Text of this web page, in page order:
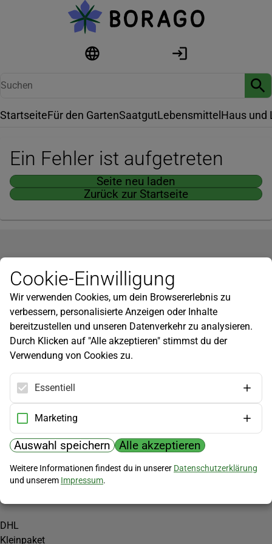
StartseiteFür den GartenSaatgutLebensmittel Haus und
Ein Fehler ist aufgetreten
Seite neu laden
Zurück zur Startseite
Newsletter
Infos zu neuen Produkten, Gartentipps und mehr findest du in
unserem Newsletter!
Jetzt anmelden
Hilfe
Kundenservice
Widerrufsbelehrung
Versandkosten
Zahlungsmöglichkeiten
PayPal
Vorkasse
Versand
DHL
Kleinpaket
Cookie-Einwilligung
Wir verwenden Cookies, um dein Browsererlebnis zu
verbessern, personalisierte Anzeigen oder Inhalte
bereitzustellen und unseren Datenverkehr zu analysieren.
Durch Klicken auf "Alle akzeptieren" stimmst du der
Verwendung von Cookies zu.
Essentiell
Marketing
Auswahl speichern Alle akzeptieren
Weitere Informationen findest du in unserer Datenschutzerklärung
und unserem Impressum.